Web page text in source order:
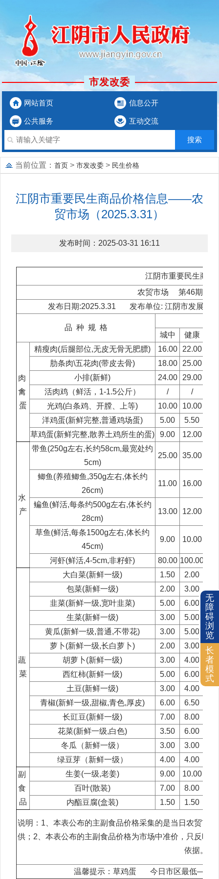
市发改委
网站首页 信息公开
公共服务 互动交流
当前位置： 首页 > 市发改委 > 民生价格
江阴市重要民生商品价格信息——农
贸市场（2025.3.31）
发布时间：2025-03-31 16:11
江阴市重要民生商品
农贸市场 第46期 总
发布日期:2025.3.31 发布单位: 江阴市发展
品 种 规 格
城中
健康
肉
禽
蛋
精瘦肉(后腿部位,无皮无骨无肥膘) 16.00 22.00
肋条肉\五花肉(带皮去骨)
18.00 25.00
小排(新鲜)
24.00 29.00
活肉鸡（鲜活，1-1.5公斤）
/ /
光鸡(白条鸡、开膛、上等)
10.00 10.00
洋鸡蛋(新鲜完整,普通鸡场蛋)
5.00 5.50
草鸡蛋(新鲜完整,散养土鸡所生的蛋)
9.00 12.00
水
产
带鱼(250g左右,长约58cm,最宽处约
5cm)
25.00 35.00
鲫鱼(养殖鲫鱼,350g左右,体长约
26cm)
11.00 16.00
鳊鱼(鲜活,每条约500g左右,体长约
28cm)
13.00 12.00
草鱼(鲜活,每条1500g左右,体长约
45cm)
9.00 10.00
河虾(鲜活,4-5cm,非籽虾) 80.00 100.00
蔬
菜
大白菜(新鲜一级) 1.50 2.00
包菜(新鲜一级)
2.00 3.00
韭菜(新鲜一级,宽叶韭菜)
5.00 6.00
生菜(新鲜一级)
3.00 5.00
黄瓜(新鲜一级,普通,不带花)
3.00 5.00
萝卜(新鲜一级,长白萝卜)
2.00 3.00
胡萝卜(新鲜一级)
3.00 4.00
西红柿(新鲜一级)
5.00 6.00
土豆(新鲜一级)
3.00 4.00
青椒(新鲜一级,甜椒,青色,厚皮)
6.00 6.50
长豇豆(新鲜一级)
7.00 8.00
花菜(新鲜一级,白色)
3.50 6.00
冬瓜（新鲜一级）
3.00 3.00
绿豆芽（新鲜一级）
4.00 4.00
副
食
品
生姜(一级,老姜) 9.00 10.00
百叶(散装)
7.00 8.00
内酯豆腐(盒装)
1.50 1.50
说明：1、本表公布的主副食品价格采集的是当日农贸市
供；2、本表公布的主副食品价格为市场中准价，只反映
依据。
温馨提示：草鸡蛋 今日市区最低——
无
障
碍
浏
览
长
者
模
式